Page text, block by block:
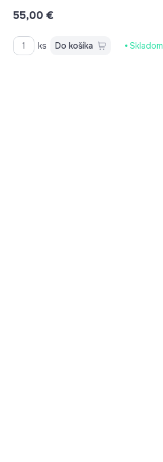
55,00 €
ks Do košíka Skladom